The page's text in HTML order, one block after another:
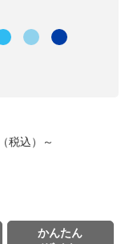
税込）～
かんたん